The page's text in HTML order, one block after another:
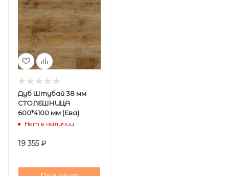
Дуб Штубай 38 мм
СТОЛЕШНИЦА
600*4100 мм (Ева)
Нет в наличии
19 355₽